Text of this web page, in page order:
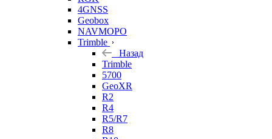
4GNSS
Geobox
NAVMOPO
Trimble
Назад
Trimble
5700
GeoXR
R2
R4
R5/R7
R8